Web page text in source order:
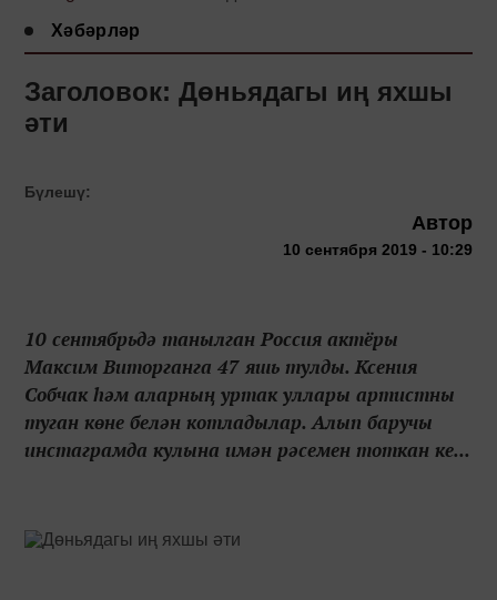
Хәбәрләр
Заголовок: Дөньядагы иң яхшы
әти
Бүлешү:
Автор
10 сентября 2019 - 10:29
10 сентябрьдә танылган Россия актёры
Максим Виторганга 47 яшь тулды. Ксения
Собчак һәм аларның уртак уллары артистны
туган көне белән котладылар. Алып баручы
инстаграмда кулына имән рәсемен тоткан ке...